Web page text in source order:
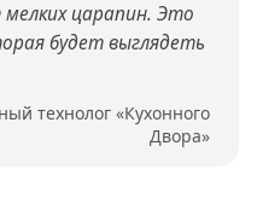
царапин. Это
будет выглядеть
технолог «Кухонного
Двора»